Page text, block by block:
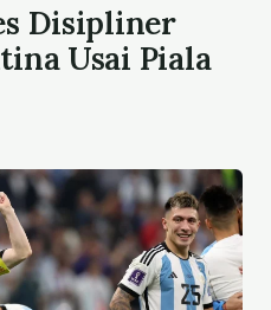
Disipliner
Usai Piala